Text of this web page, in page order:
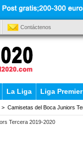
Contáctenos
La Liga Liga Premier
> Camisetas del Boca Juniors